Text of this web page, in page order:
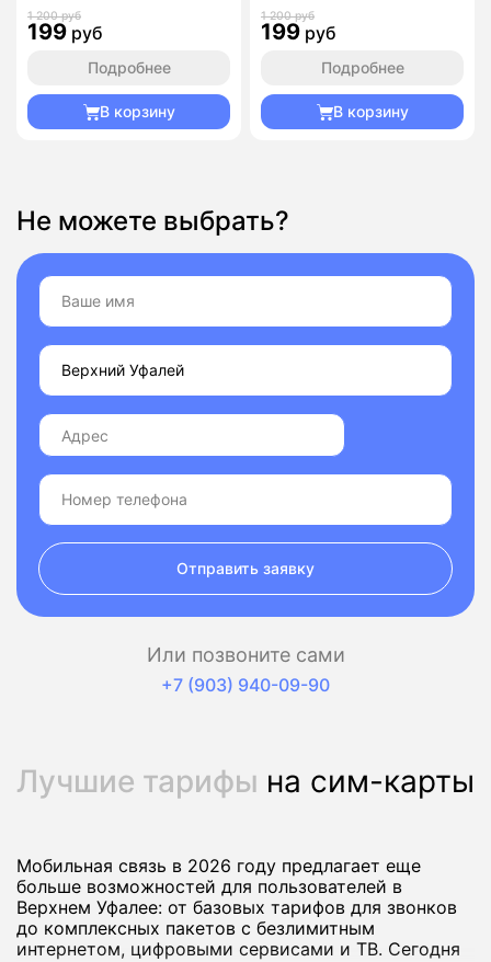
1 200 руб
199 руб
Подробнее
В корзину
1 200 руб
199 руб
Подробнее
В корзину
Не можете выбрать?
Отправить заявку
Или позвоните сами
+7 (903) 940-09-90
Лучшие тарифы на сим-карты
Мобильная связь в 2026 году предлагает еще
больше возможностей для пользователей в
Верхнем Уфалее: от базовых тарифов для звонков
до комплексных пакетов с безлимитным
интернетом, цифровыми сервисами и ТВ. Сегодня